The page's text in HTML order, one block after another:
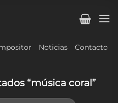
Noticias Contacto
“música coral”